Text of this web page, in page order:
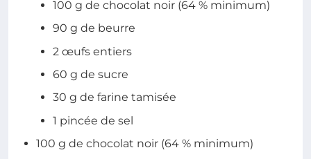
100 g de chocolat noir (64 % minimum)
90 g de beurre
2 œufs entiers
60 g de sucre
30 g de farine tamisée
1 pincée de sel
100 g de chocolat noir (64 % minimum)